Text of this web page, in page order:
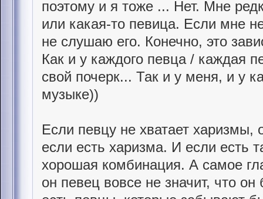
поэтому и я тоже ... Нет. Мне
или какая-то певица. Если мне
не слушаю его. Конечно, это
Как и у каждого певца / каждая
свой почерк... Так и у меня, и у
музыке))
Если певцу не хватает
если есть харизма. И если есть
хорошая комбинация. А самое
он певец вовсе не значит, что